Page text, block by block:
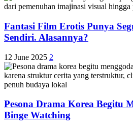
Fantasi Film Erotis Punya
Sendiri. Alasannya?
12 June 2025 2
Pesona Drama Korea Begitu
Binge Watching